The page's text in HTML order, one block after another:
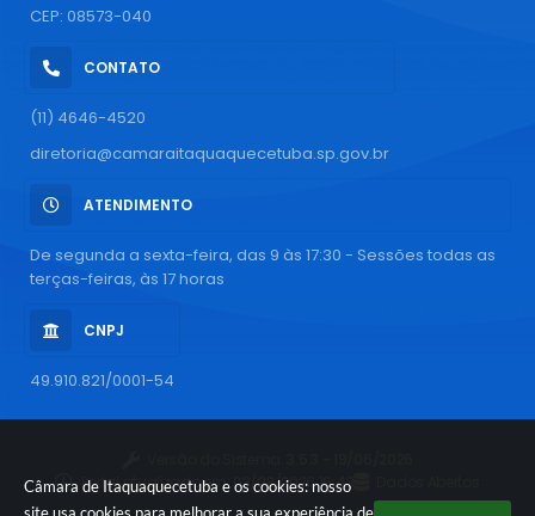
Câmara de Itaquaquecetuba e os cookies: nosso
CEP: 08573-040
CONTATO
(11) 4646-4520
diretoria@camaraitaquaquecetuba.sp.gov.br
ATENDIMENTO
De segunda a sexta-feira, das 9 às 17:30 - Sessões todas as
terças-feiras, às 17 horas
CNPJ
49.910.821/0001-54
Portal atualizado em:03/08/2026 16:43